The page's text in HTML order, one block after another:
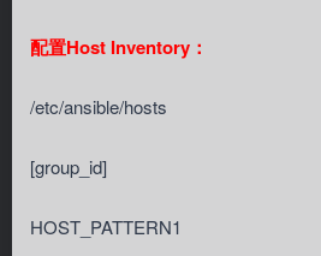
配置Host Inventory：
/etc/ansible/hosts
[group_id]
HOST_PATTERN1